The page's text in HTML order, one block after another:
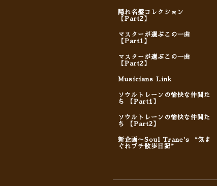
隠れ名盤コレクション
【Part2】
マスターが選ぶこの一曲
【Part1】
マスターが選ぶこの一曲
【Part2】
Musicians Link
ソウルトレーンの愉快な仲間た
ち 【Part1】
ソウルトレーンの愉快な仲間た
ち 【Part2】
新企画〜Soul Trane's “気ま
ぐれプチ散歩日記”